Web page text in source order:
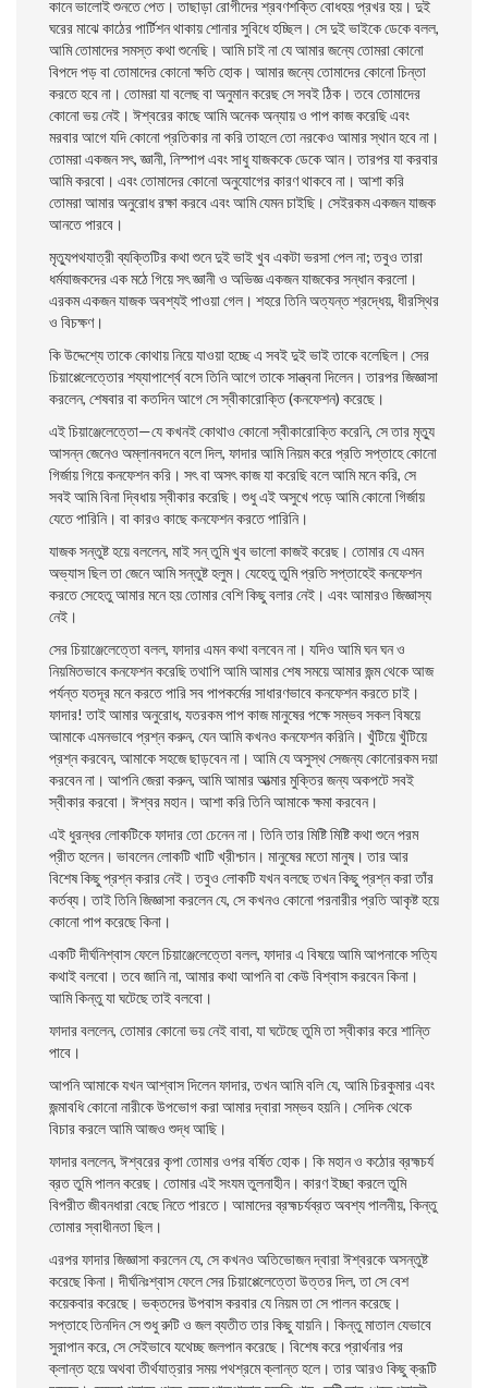
কানে ভালােইশুনতে পেত। তাছাড়া রােগীদের শ্রবণশক্তি বােধহয় প্রখর হয়। দুই
ঘরের মাঝে কাঠের পার্টিশন থাকায় শােনার সুবিধে হচ্ছিল। সে দুই ভাইকে ডেকে বলল,
আমি তােমাদের সমস্ত কথা শুনেছি। আমি চাই না যে আমার জন্যে তােমরা কোনাে
বিপদে পড় বা তােমাদের কোনাে ক্ষতি হােক। আমার জন্যে তােমাদের কোনাে চিন্তা
করতে হবে না। তােমরা যা বলেছ বা অনুমান করেছ সে সবই ঠিক। তবে তােমাদের
কোনাে ভয় নেই। ঈশ্বরের কাছে আমি অনেক অন্যায় ও পাপ কাজ করেছি এবং
মরবার আগে যদি কোনাে প্রতিকার না করি তাহলে তাে নরকেও আমার স্থান হবে না।
তােমরা একজন সৎ, জ্ঞানী, নিস্পাপ এবং সাধু যাজককে ডেকে আন। তারপর যা করবার
আমি করবাে। এবং তােমাদের কোনাে অনুযােগের কারণ থাকবে না। আশা করি
তােমরা আমার অনুরােধ রক্ষা করবে এবং আমি যেমন চাইছি। সেইরকম একজন যাজক
আনতে পারবে।
মৃত্যুপথযাত্রী ব্যক্তিটির কথা শুনে দুই ভাই খুব একটা ভরসা পেল না; তবুও তারা
ধর্মযাজকদের এক মঠে গিয়ে সৎ জ্ঞানী ও অভিজ্ঞ একজন যাজকের সন্ধান করলাে।
এরকম একজন যাজক অবশ্যই পাওয়া গেল। শহরে তিনি অত্যন্ত শ্রদ্ধেয়, ধীরস্থির
ও বিচক্ষণ।
কি উদ্দেশ্যে তাকে কোথায় নিয়ে যাওয়া হচ্ছে এ সবই দুই ভাই তাকে বলেছিল। সের
চিয়াপ্পেলেত্তোর শয্যাপার্শ্বে বসে তিনি আগে তাকে সান্ত্বনা দিলেন। তারপর জিজ্ঞাসা
করলেন, শেষবার বা কতদিন আগে সে স্বীকারােক্তি (কনফেশন) করেছে।
এই চিয়াঞ্জেলেত্তো—যে কখনই কোথাও কোনাে স্বীকারােক্তি করেনি, সে তার মৃত্যু
আসন্ন জেনেও অম্লানবদনে বলে দিল, ফাদার আমি নিয়ম করে প্রতি সপ্তাহে কোনাে
গির্জায় গিয়ে কনফেশন করি। সৎ বা অসৎ কাজ যা করেছি বলে আমি মনে করি, সে
সবই আমি বিনা দ্বিধায় স্বীকার করেছি। শুধু এই অসুখে পড়ে আমি কোনাে গির্জায়
যেতে পারিনি। বা কারও কাছে কনফেশন করতে পারিনি।
যাজক সন্তুষ্ট হয়ে বললেন, মাই সন্ তুমি খুব ভালাে কাজই করেছ। তােমার যে এমন
অভ্যাস ছিল তা জেনে আমি সন্তুষ্ট হলুম। যেহেতু তুমি প্রতি সপ্তাহেই কনফেশন
করতে সেহেতু আমার মনে হয় তােমার বেশি কিছু বলার নেই। এবং আমারও জিজ্ঞাস্য
নেই।
সের চিয়াঞ্জেলেত্তো বলল, ফাদার এমন কথা বলবেন না। যদিও আমি ঘন ঘন ও
নিয়মিতভাবে কনফেশন করেছি তথাপি আমি আমার শেষ সময়ে আমার জন্ম থেকে আজ
পর্যন্ত যতদূর মনে করতে পারি সব পাপকর্মের সাধারণভাবে কনফেশন করতে চাই।
ফাদার! তাই আমার অনুরােধ, যতরকম পাপ কাজ মানুষের পক্ষে সম্ভব সকল বিষয়ে
আমাকে এমনভাবে প্রশ্ন করুন, যেন আমি কখনও কনফেশন করিনি। খুঁটিয়ে খুঁটিয়ে
প্রশ্ন করবেন, আমাকে সহজে ছাড়বেন না। আমি যে অসুস্থ সেজন্য কোনােরকম দয়া
করবেন না। আপনি জেরা করুন, আমি আমার আত্মার মুক্তির জন্য অকপটে সবই
স্বীকার করবাে। ঈশ্বর মহান। আশা করি তিনি আমাকে ক্ষমা করবেন।
এই ধুরন্ধর লােকটিকে ফাদার তাে চেনেন না। তিনি তার মিষ্টি মিষ্টি কথা শুনে পরম
প্রীত হলেন। ভাবলেন লােকটি খাটি খ্রীশ্চান। মানুষের মতাে মানুষ। তার আর
বিশেষ কিছু প্রশ্ন করার নেই। তবুও লােকটি যখন বলছে তখন কিছু প্রশ্ন করা তাঁর
কর্তব্য। তাই তিনি জিজ্ঞাসা করলেন যে, সে কখনও কোনাে পরনারীর প্রতি আকৃষ্ট হয়ে
কোনাে পাপ করেছে কিনা।
একটি দীর্ঘনিশ্বাস ফেলে চিয়াঞ্জেলেত্তো বলল, ফাদার এ বিষয়ে আমি আপনাকে সত্যি
কথাই বলবাে। তবে জানি না, আমার কথা আপনি বা কেউ বিশ্বাস করবেন কিনা।
আমি কিন্তু যা ঘটেছে তাই বলবাে।
ফাদার বললেন, তােমার কোনাে ভয় নেই বাবা, যা ঘটেছে তুমি তা স্বীকার করে শান্তি
পাবে।
আপনি আমাকে যখন আশ্বাস দিলেন ফাদার, তখন আমি বলি যে, আমি চিরকুমার এবং
জন্মাবধি কোনাে নারীকে উপভােগ করা আমার দ্বারা সম্ভব হয়নি। সেদিক থেকে
বিচার করলে আমি আজও শুদ্ধ আছি।
ফাদার বললেন, ঈশ্বরের কৃপা তােমার ওপর বর্ষিত হােক। কি মহান ও কঠোর ব্রহ্মচর্য
ব্রত তুমি পালন করেছ। তােমার এই সংযম তুলনাহীন। কারণ ইচ্ছা করলে তুমি
বিপরীত জীবনধারা বেছে নিতে পারতে। আমাদের ব্রহ্মচর্যব্রত অবশ্য পালনীয়, কিন্তু
তােমার স্বাধীনতা ছিল।
এরপর ফাদার জিজ্ঞাসা করলেন যে, সে কখনও অতিভােজন দ্বারা ঈশ্বরকে অসন্তুষ্ট
করেছে কিনা। দীর্ঘনিঃশ্বাস ফেলে সের চিয়াপ্পেলেত্তো উত্তর দিল, তা সে বেশ
কয়েকবার করেছে। ভক্তদের উপবাস করবার যে নিয়ম তা সে পালন করেছে।
সপ্তাহে তিনদিন সে শুধু রুটি ও জল ব্যতীত তার কিছু যায়নি। কিন্তু মাতাল যেভাবে
সুরাপান করে, সে সেইভাবে যথেচ্ছ জলপান করেছে। বিশেষ করে প্রার্থনার পর
ক্লান্ত হয়ে অথবা তীর্থযাত্রার সময় পথশ্রমে ক্লান্ত হলে। তার আরও কিছু ক্রূটি